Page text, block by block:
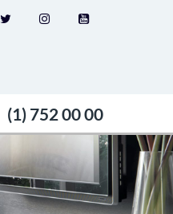
(1) 752 00 00